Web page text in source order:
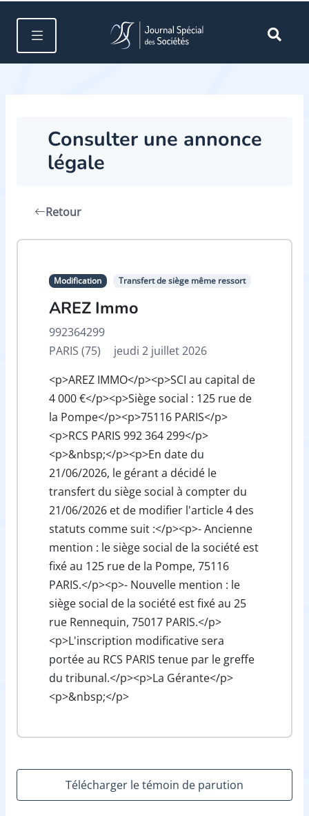
Consulter une annonce
légale
Retour
Modification Transfert de siège même ressort
AREZ Immo
992364299
PARIS (75)
jeudi 2 juillet 2026
<p>AREZ IMMO</p><p>SCI au capital de
4 000 €</p><p>Siège social : 125 rue de
la Pompe</p><p>75116 PARIS</p>
<p>RCS PARIS 992 364 299</p>
<p>&nbsp;</p><p>En date du
21/06/2026, le gérant a décidé le
transfert du siège social à compter du
21/06/2026 et de modifier l'article 4 des
statuts comme suit :</p><p>- Ancienne
mention : le siège social de la société est
fixé au 125 rue de la Pompe, 75116
PARIS.</p><p>- Nouvelle mention : le
siège social de la société est fixé au 25
rue Rennequin, 75017 PARIS.</p>
<p>L'inscription modificative sera
portée au RCS PARIS tenue par le greffe
du tribunal.</p><p>La Gérante</p>
<p>&nbsp;</p>
Télécharger le témoin de parution